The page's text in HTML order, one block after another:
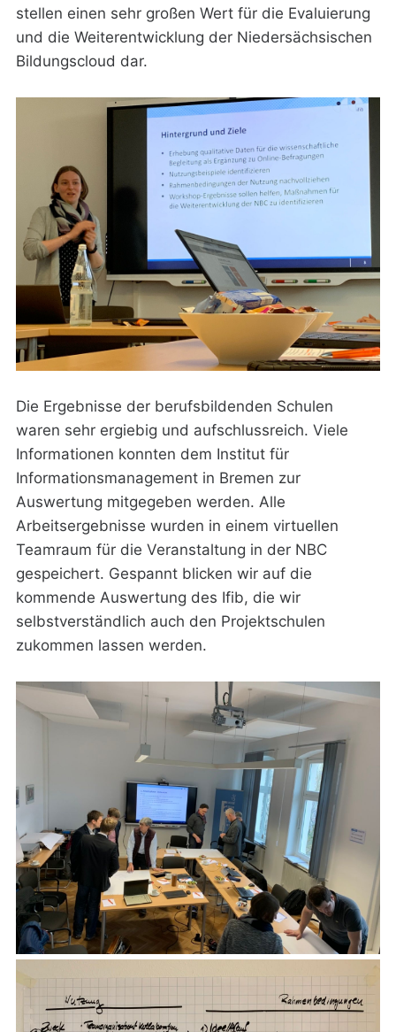
stellen einen sehr großen Wert für die Evaluierung
und die Weiterentwicklung der Niedersächsischen
Bildungscloud dar.
Die Ergebnisse der berufsbildenden Schulen
waren sehr ergiebig und aufschlussreich. Viele
Informationen konnten dem Institut für
Informationsmanagement in Bremen zur
Auswertung mitgegeben werden. Alle
Arbeitsergebnisse wurden in einem virtuellen
Teamraum für die Veranstaltung in der NBC
gespeichert. Gespannt blicken wir auf die
kommende Auswertung des Ifib, die wir
selbstverständlich auch den Projektschulen
zukommen lassen werden.